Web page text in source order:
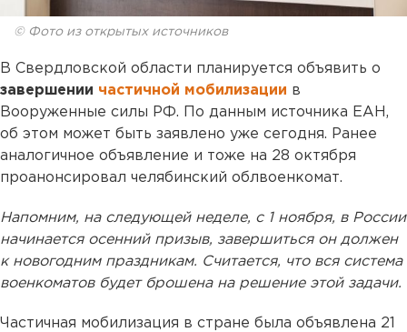
© Фото из открытых источников
В Свердловской области планируется объявить о
завершении частичной мобилизации в
Вооруженные силы РФ. По данным источника ЕАН,
об этом может быть заявлено уже сегодня. Ранее
аналогичное объявление и тоже на 28 октября
проанонсировал челябинский облвоенкомат.
Напомним, на следующей неделе, с 1 ноября, в России
начинается осенний призыв, завершиться он должен
к новогодним праздникам. Считается, что вся система
военкоматов будет брошена на решение этой задачи.
Частичная мобилизация в стране была объявлена 21